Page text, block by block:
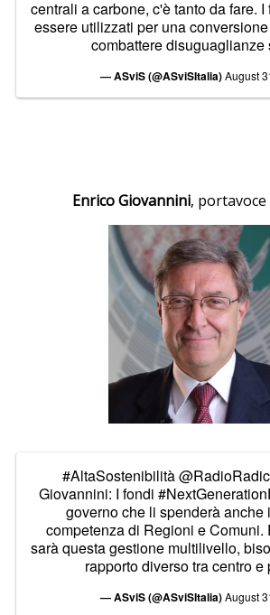
centrali a carbone, c'è tanto da fare.
essere utilizzati per una
combattere disuguaglianze
— ASviS (@ASviSItalia)August
Enrico Giovannini, portavoce
#AltaSostenibilità
Giovannini: I fondi
governo che li spenderà anche
competenza di Regioni e Comuni.
sarà questa gestione multilivello,
rapporto diverso tra centro e
— ASviS (@ASviSItalia)August